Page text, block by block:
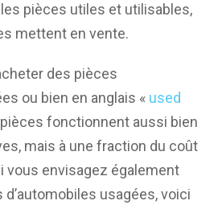
pièces utiles et utilisables,
mettent en vente.
des pièces
ou bien en anglais « used
pièces fonctionnent aussi bien
mais à une fraction du coût
vous envisagez également
d’automobiles usagées, voici